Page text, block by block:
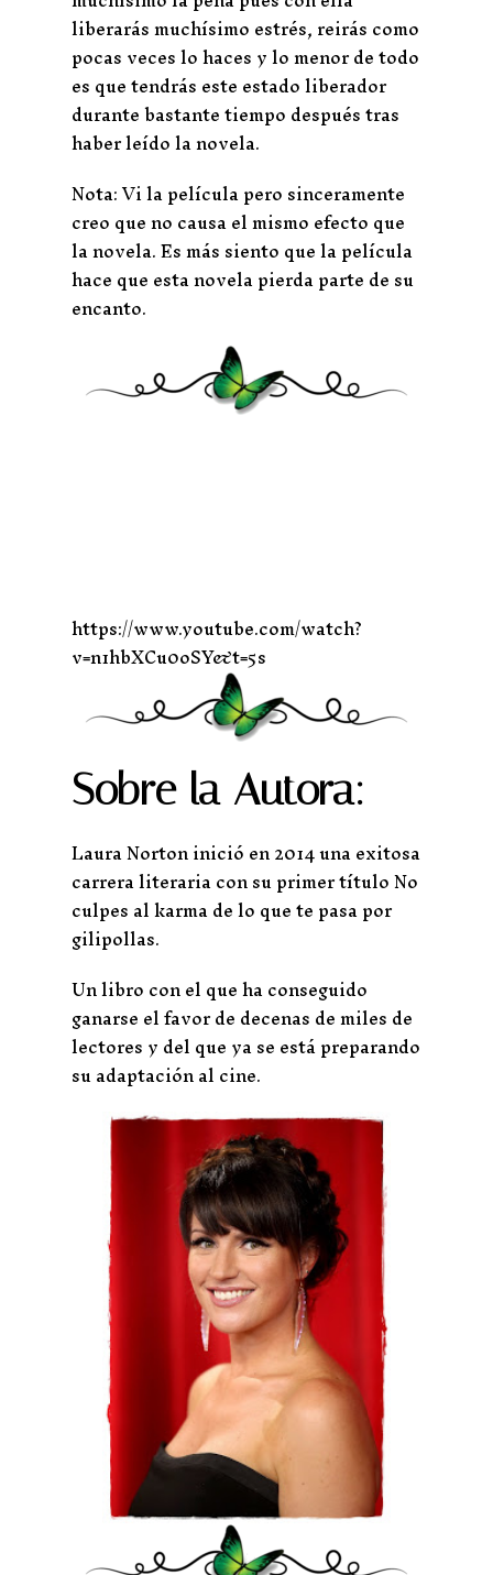
liberarás muchísimo estrés, reirás como
pocas veces lo haces y lo menor de todo
es que tendrás este estado liberador
durante bastante tiempo después tras
haber leído la novela.
Nota: Vi la película pero sinceramente
creo que no causa el mismo efecto que
la novela. Es más siento que la película
hace que esta novela pierda parte de su
encanto.
https://www.youtube.com/watch?
v=n1hbXCu0oSY&t=5s
Sobre la Autora:
Laura Norton inició en 2014 una exitosa
carrera literaria con su primer título No
culpes al karma de lo que te pasa por
gilipollas.
Un libro con el que ha conseguido
ganarse el favor de decenas de miles de
lectores y del que ya se está preparando
su adaptación al cine.